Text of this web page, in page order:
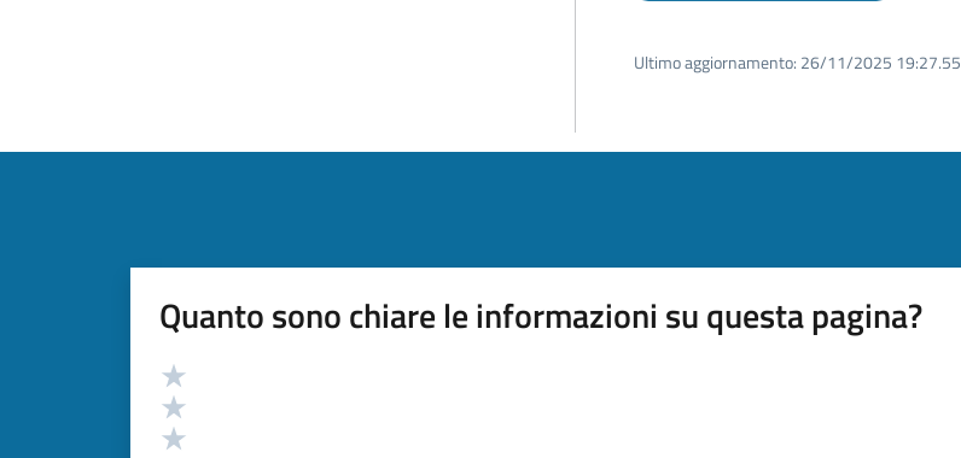
Ultimo aggiornamento: 26/11/2025 19:27.55
Quanto sono chiare le informazioni su questa pagina?
Valutazione